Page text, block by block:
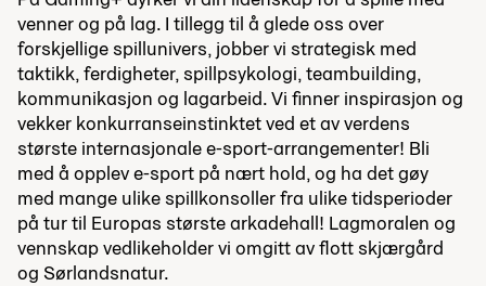
venner og på lag. I tillegg til å glede oss over
forskjellige spillunivers, jobber vi strategisk med
taktikk, ferdigheter, spillpsykologi, teambuilding,
kommunikasjon og lagarbeid. Vi finner inspirasjon og
vekker konkurranseinstinktet ved et av verdens
største internasjonale e-sport-arrangementer! Bli
med å opplev e-sport på nært hold, og ha det gøy
med mange ulike spillkonsoller fra ulike tidsperioder
på tur til Europas største arkadehall! Lagmoralen og
vennskap vedlikeholder vi omgitt av flott skjærgård
og Sørlandsnatur.